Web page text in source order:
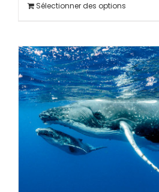
Sélectionner des options